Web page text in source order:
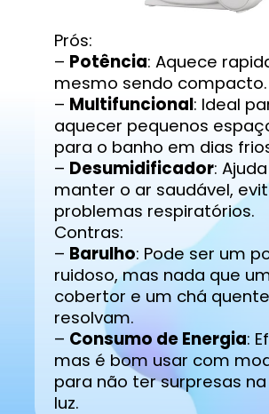
Prós:
– Potência: Aquece
mesmo sendo compacto.
– Multifuncional: Ideal
aquecer pequenos
para o banho em dias
– Desumidificador:
manter o ar saudável,
problemas respiratórios.
Contras:
– Barulho: Pode ser um
ruidoso, mas nada que
cobertor e um chá
resolvam.
– Consumo de Energia:
mas é bom usar com
para não ter surpresas
luz.